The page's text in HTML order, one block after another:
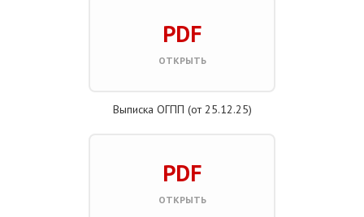
PDF
ОТКРЫТЬ
Выписка ОГПП (от 25.12.25)
PDF
ОТКРЫТЬ